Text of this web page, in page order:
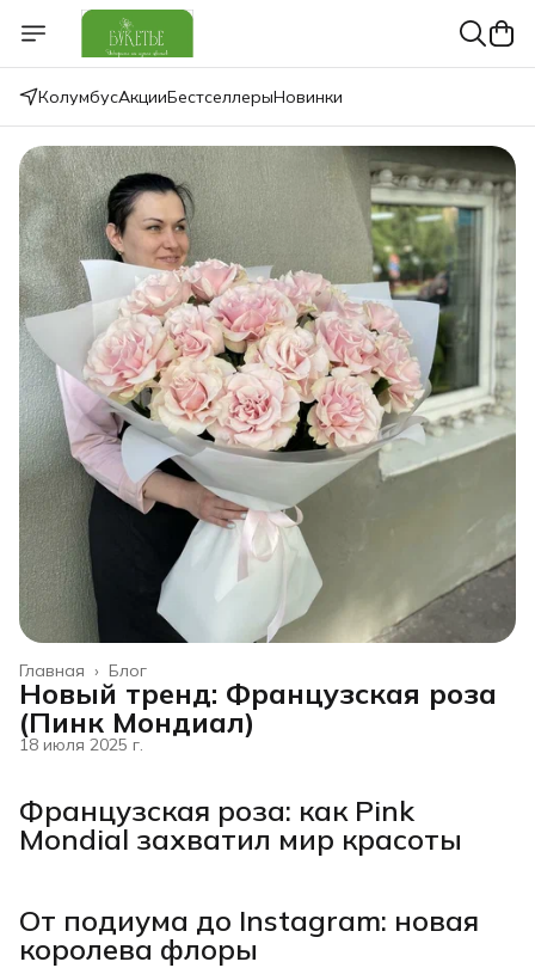
КолумбусАкцииБестселлерыНовинки
Блог
Главная ›
Новый тренд: Французская роза
(Пинк Мондиал)
18 июля 2025 г.
Французская роза: как Pink
Mondial захватил мир красоты
От подиума до Instagram: новая
королева флоры